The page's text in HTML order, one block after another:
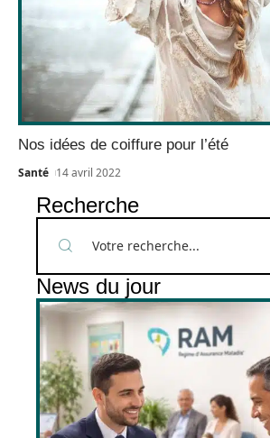
Nos idées de coiffure pour l’été
Santé 14 avril 2022
Recherche
News du jour